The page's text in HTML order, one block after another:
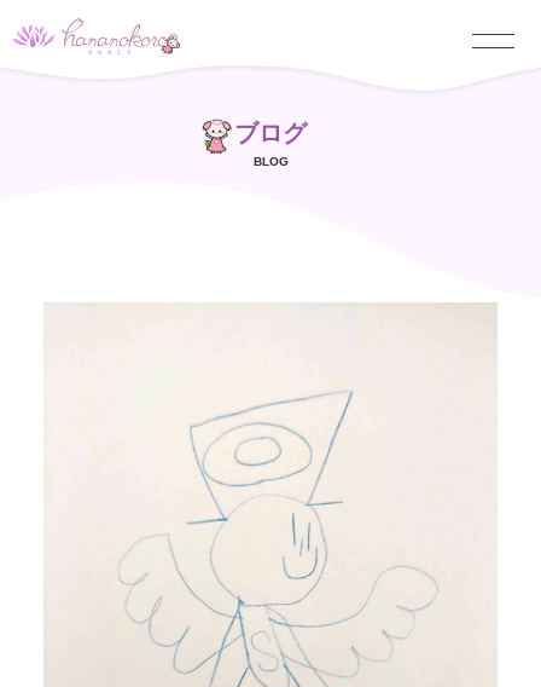
ブログ
BLOG